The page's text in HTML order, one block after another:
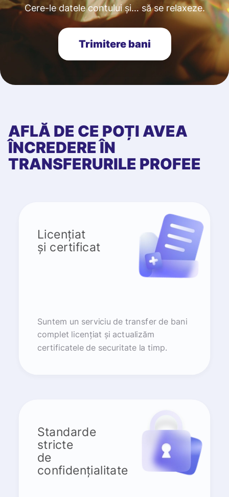
Cere-le datele contului și… să se relaxeze.
Trimitere bani
AFLĂ DE CE POȚI AVEA
ÎNCREDERE ÎN
TRANSFERURILE PROFEE
Licențiat
și certificat
Suntem un serviciu de transfer de bani
complet licențiat și actualizăm
certificatele de securitate la timp.
Standarde
stricte
de
confidențialitate